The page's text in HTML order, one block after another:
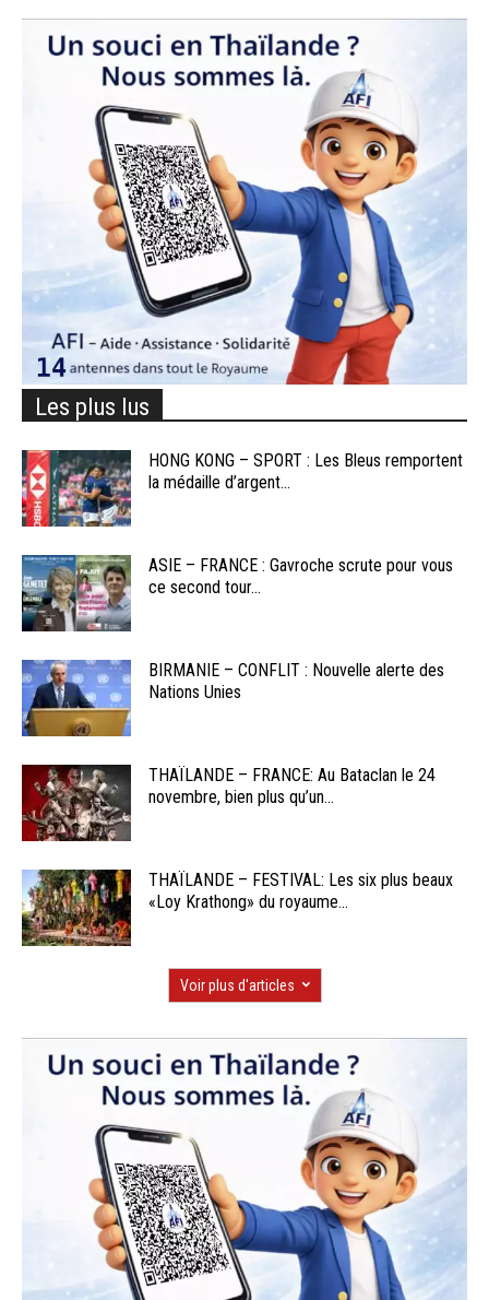
Les plus lus
HONG KONG – SPORT : Les Bleus remportent
la médaille d’argent...
ASIE – FRANCE : Gavroche scrute pour vous
ce second tour...
BIRMANIE – CONFLIT : Nouvelle alerte des
Nations Unies
THAÏLANDE – FRANCE: Au Bataclan le 24
novembre, bien plus qu’un...
THAÏLANDE – FESTIVAL: Les six plus beaux
«Loy Krathong» du royaume...
Voir plus d'articles